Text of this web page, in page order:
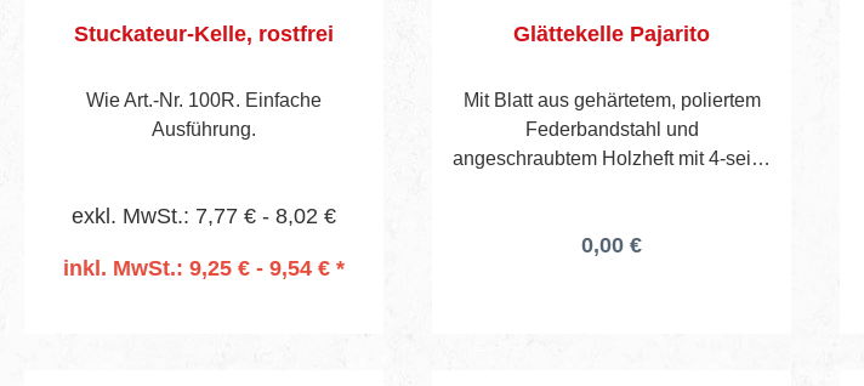
Stuckateur-Kelle, rostfrei
Wie Art.-Nr. 100R. Einfache
Ausführung.
exkl. MwSt.: 7,77 € - 8,02 €
inkl. MwSt.: 9,25 € - 9,54 € *
Glättekelle Pajarito
Mit Blatt aus gehärtetem, poliertem
Federbandstahl und
angeschraubtem Holzheft mit 4-seitig
0,00 €